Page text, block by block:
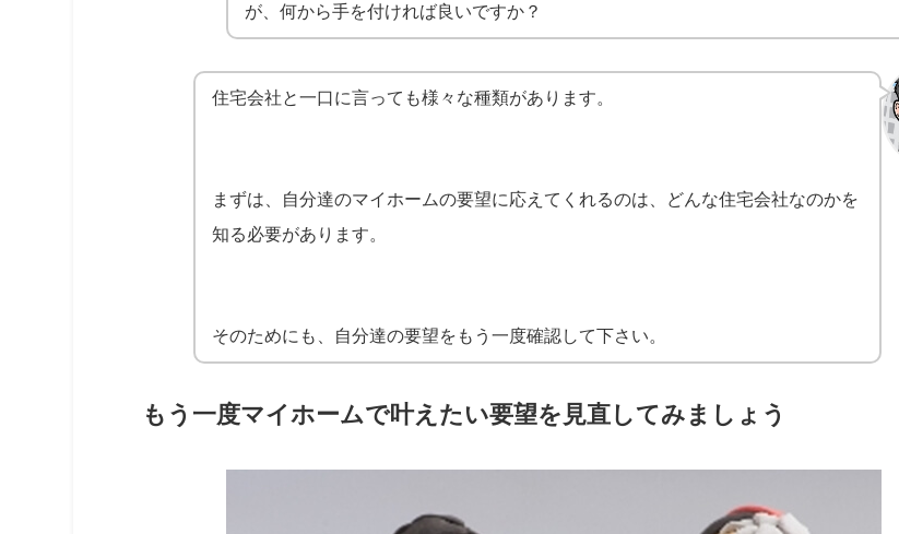
が、何から手を付ければ良いですか？
住宅会社と一口に言っても様々な種類があります。
まずは、自分達のマイホームの要望に応えてくれるのは、どんな住宅会社なのかを
知る必要があります。
そのためにも、自分達の要望をもう一度確認して下さい。
もう一度マイホームで叶えたい要望を見直してみましょう